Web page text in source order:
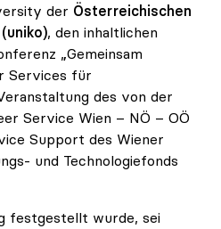
der Österreichischen
, den inhaltlichen
„Gemeinsam
Services für
des von der
Service Wien – NÖ – OÖ
Support des Wiener
und Technologiefonds
festgestellt wurde, sei